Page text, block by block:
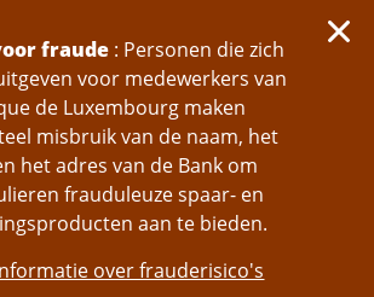
fraude: Personen die zich
voor medewerkers van
de Luxembourg maken
misbruik van de naam, het
het adres van de Bank om
frauduleuze spaar- en
aan te bieden.
over frauderisico's